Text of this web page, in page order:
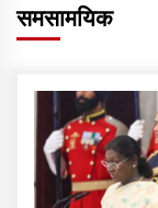
समसामयिक